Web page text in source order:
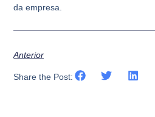
da empresa.
Anterior
Share the Post: